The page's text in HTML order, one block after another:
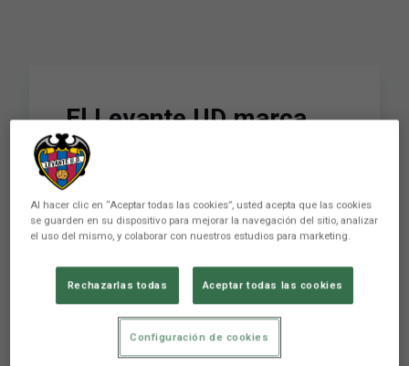
El Levante UD marca
tendencia con los trajes
oficiales de Tiendas
N&S y Hamaki-ho
Tiendas de Moda N&S y Hamaki-ho vestirán al
Levante UD con los trajes oficiales de la
presente temporada. Durante la presentación
de las prendas, fueron los mismos jugadores de
la primera plantilla los encargados de ejercer de
Al hacer clic en “Aceptar todas las cookies”, usted acepta que las cookies
se guarden en su dispositivo para mejorar la navegación del sitio, analizar
el uso del mismo, y colaborar con nuestros estudios para marketing.
Rechazarlas todas Aceptar todas las cookies
Configuración de cookies